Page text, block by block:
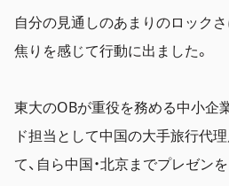
自分の見通しのあまりのロック
焦りを感じて行動に出ました。
東大のOBが重役を務める中小企
ド担当として中国の大手旅行代
て、自ら中国・北京までプレゼン